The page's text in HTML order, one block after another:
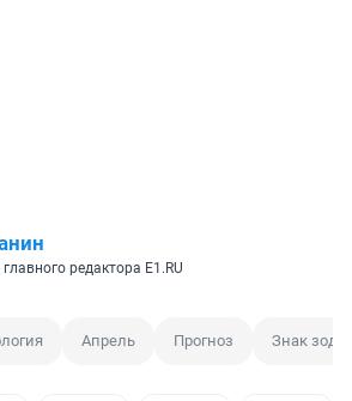
редактора E1.RU
Апрель Прогноз Знак